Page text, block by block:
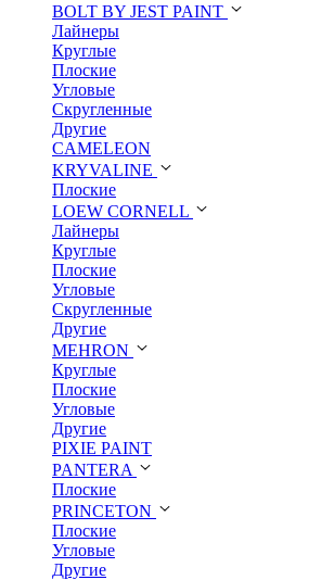
BOLT BY JEST PAINT
Лайнеры
Круглые
Плоские
Угловые
Скругленные
Другие
CAMELEON
KRYVALINE
Плоские
LOEW CORNELL
Лайнеры
Круглые
Плоские
Угловые
Скругленные
Другие
MEHRON
Круглые
Плоские
Угловые
Другие
PIXIE PAINT
PANTERA
Плоские
PRINCETON
Плоские
Угловые
Другие